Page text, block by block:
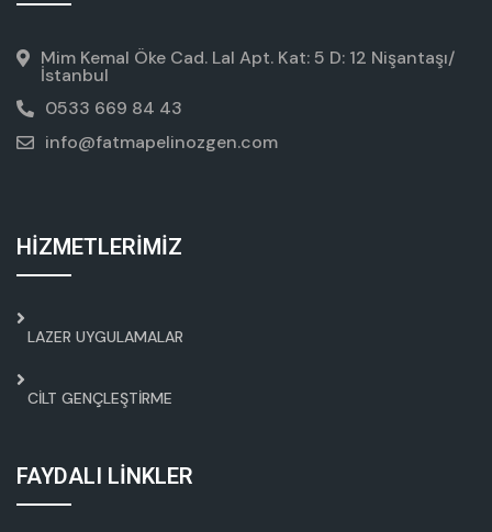
Mim Kemal Öke Cad. Lal Apt. Kat: 5 D: 12 Nişantaşı/
İstanbul
0533 669 84 43
info@fatmapelinozgen.com
HİZMETLERİMİZ
LAZER UYGULAMALAR
CILT GENÇLEŞTIRME
FAYDALI LİNKLER